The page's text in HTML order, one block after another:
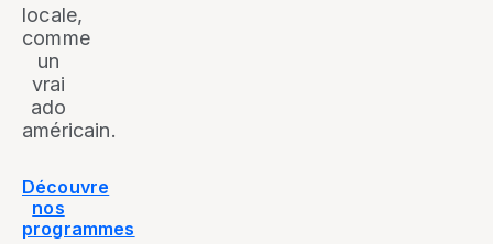
locale,
comme
un
vrai
ado
américain.
Découvre
nos
programmes